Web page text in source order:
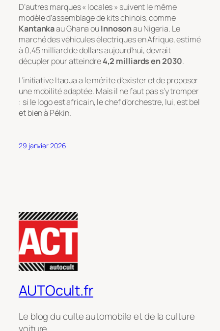
D’autres marques « locales » suivent le même
modèle d’assemblage de kits chinois, comme
Kantankaau Ghana ouInnosonau Nigeria. Le
marché des véhicules électriques en Afrique, estimé
à 0,45 milliard de dollars aujourd’hui, devrait
décupler pour atteindre4,2 milliards en 2030.
L’initiative Itaoua a le mérite d’exister et de proposer
une mobilité adaptée. Mais il ne faut pas s’y tromper
: si le logo est africain, le chef d’orchestre, lui, est bel
et bien à Pékin.
29 janvier 2026
AUTOcult.fr
Le blog du culte automobile et de la culture
voiture